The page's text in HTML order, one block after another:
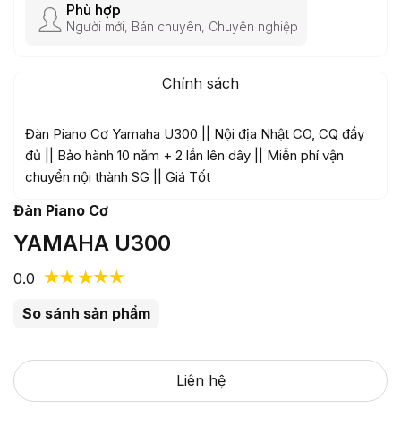
Phù hợp
Người mới, Bán chuyên, Chuyên nghiệp
Chính sách
Đàn Piano Cơ Yamaha U300 || Nội địa Nhật CO, CQ đầy
đủ || Bảo hành 10 năm + 2 lần lên dây || Miễn phí vận
chuyển nội thành SG || Giá Tốt
Đàn Piano Cơ
YAMAHA U300
0.0
So sánh sản phẩm
Liên hệ